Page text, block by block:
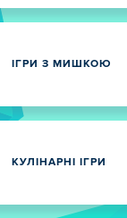
ІГРИ З МИШКОЮ
КУЛІНАРНІ ІГРИ